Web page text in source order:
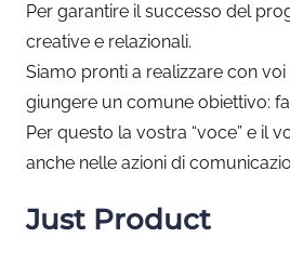
Per garantire il successo del
creative e relazionali.
Siamo pronti a realizzare con
giungere un comune obiettivo:
Per questo la vostra “voce” e il
anche nelle azioni di
Just Product